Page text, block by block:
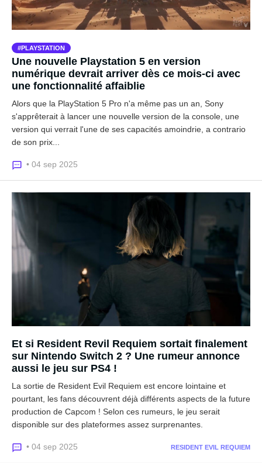
PLAYSTATION
Une nouvelle Playstation 5 en version
numérique devrait arriver dès ce mois-ci avec
une fonctionnalité affaiblie
Alors que la PlayStation 5 Pro n'a même pas un an, Sony
s'apprêterait à lancer une nouvelle version de la console, une
version qui verrait l'une de ses capacités amoindrie, a contrario
de son prix...
• 04 sep 2025
Et si Resident Revil Requiem sortait finalement
sur Nintendo Switch 2 ? Une rumeur annonce
aussi le jeu sur PS4 !
La sortie de Resident Evil Requiem est encore lointaine et
pourtant, les fans découvrent déjà différents aspects de la future
production de Capcom ! Selon ces rumeurs, le jeu serait
disponible sur des plateformes assez surprenantes.
• 04 sep 2025 RESIDENT EVIL REQUIEM